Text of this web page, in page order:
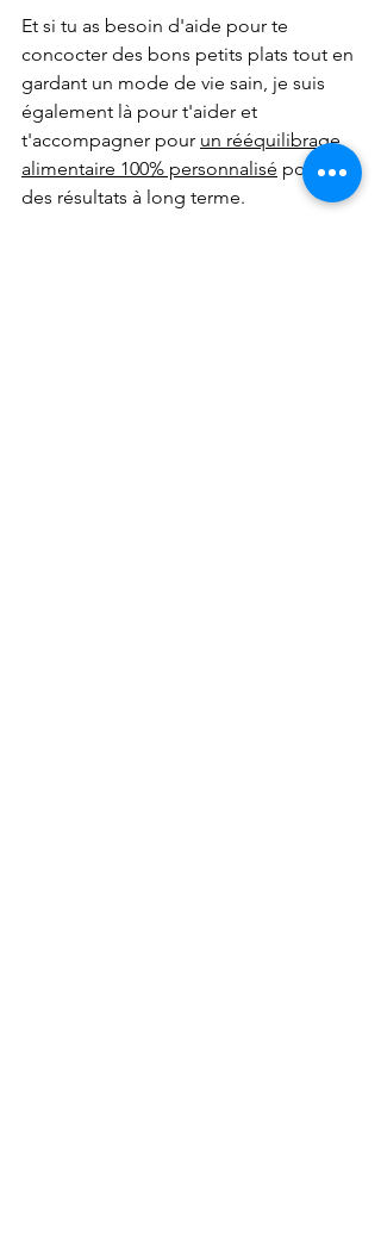
Et si tu as besoin d'aide pour te
concocter des bons petits plats tout en
gardant un mode de vie sain, je suis
également là pour t'aider et
t'accompagner pour un rééquilibrage
alimentaire 100% personnalisé pour
des résultats à long terme.